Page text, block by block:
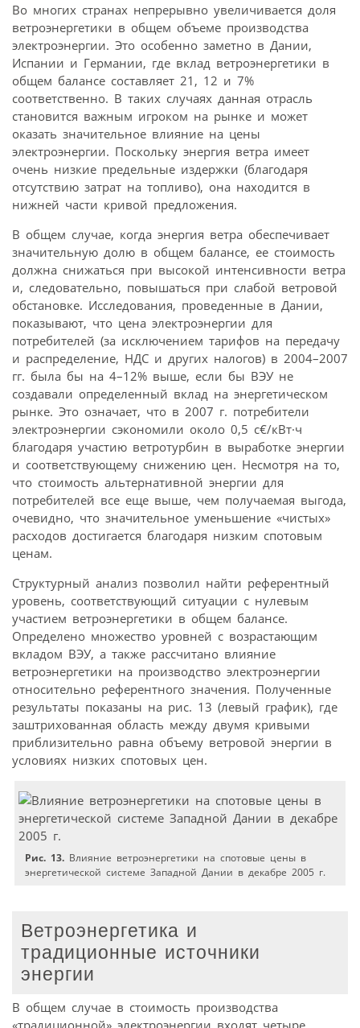
Во многих странах непрерывно увеличивается доля
ветроэнергетики в общем объеме производства
электроэнергии. Это особенно заметно в Дании,
Испании и Германии, где вклад ветроэнергетики в
общем балансе составляет 21, 12 и 7%
соответственно. В таких случаях данная отрасль
становится важным игроком на рынке и может
оказать значительное влияние на цены
электроэнергии. Поскольку энергия ветра имеет
очень низкие предельные издержки (благодаря
отсутствию затрат на топливо), она находится в
нижней части кривой предложения.
В общем случае, когда энергия ветра обеспечивает
значительную долю в общем балансе, ее стоимость
должна снижаться при высокой интенсивности ветра
и, следовательно, повышаться при слабой ветровой
обстановке. Исследования, проведенные в Дании,
показывают, что цена электроэнергии для
потребителей (за исключением тарифов на передачу
и распределение, НДС и других налогов) в 2004–2007
гг. была бы на 4–12% выше, если бы ВЭУ не
создавали определенный вклад на энергетическом
рынке. Это означает, что в 2007 г. потребители
электроэнергии сэкономили около 0,5 c€/кВт·ч
благодаря участию ветротурбин в выработке энергии
и соответствующему снижению цен. Несмотря на то,
что стоимость альтернативной энергии для
потребителей все еще выше, чем получаемая выгода,
очевидно, что значительное уменьшение «чистых»
расходов достигается благодаря низким спотовым
ценам.
Структурный анализ позволил найти референтный
уровень, соответствующий ситуации с нулевым
участием ветроэнергетики в общем балансе.
Определено множество уровней с возрастающим
вкладом ВЭУ, а также рассчитано влияние
ветроэнергетики на производство электроэнергии
относительно референтного значения. Полученные
результаты показаны на рис. 13 (левый график), где
заштрихованная область между двумя кривыми
приблизительно равна объему ветровой энергии в
условиях низких спотовых цен.
Рис. 13. Влияние ветроэнергетики на спотовые цены в
энергетической системе Западной Дании в декабре 2005 г.
Ветроэнергетика и
традиционные источники
энергии
В общем случае в стоимость производства
«традиционной» электро­энергии входят четыре